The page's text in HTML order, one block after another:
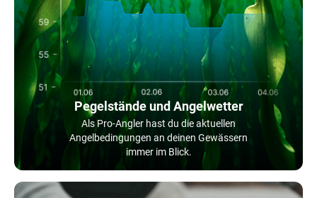
Pegelstände und Angelwetter
Als Pro-Angler hast du die aktuellen
Angelbedingungen an deinen Gewässern
immer im Blick.